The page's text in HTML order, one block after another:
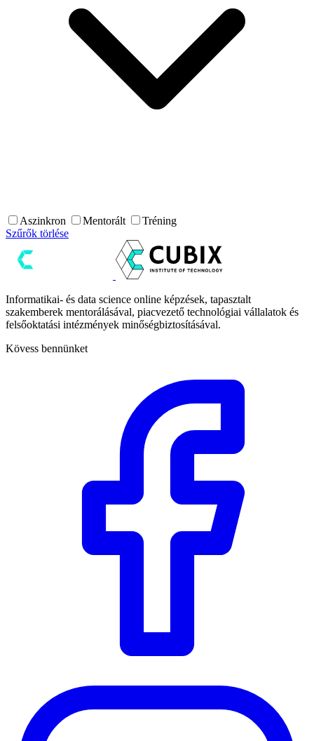
Aszinkron Mentorált
Tréning
Szűrők törlése
Informatikai- és data science online képzések, tapasztalt
szakemberek mentorálásával, piacvezető technológiai vállalatok és
felsőoktatási intézmények minőségbiztosításával.
Kövess bennünket